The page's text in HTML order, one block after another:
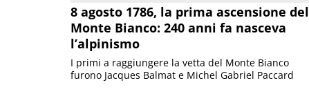
8 agosto 1786, la prima ascensione del
Monte Bianco: 240 anni fa nasceva
l’alpinismo
I primi a raggiungere la vetta del Monte Bianco
furono Jacques Balmat e Michel Gabriel Paccard